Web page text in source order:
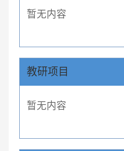
暂无内容
教研项目
暂无内容